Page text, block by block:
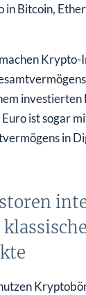
in Bitcoin,
investierten
ist sogar
in